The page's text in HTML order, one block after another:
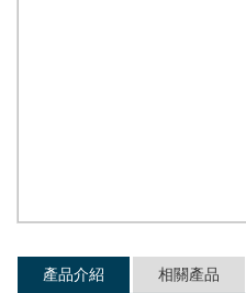
產品介紹 相關產品